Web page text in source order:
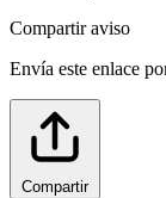
Compartir aviso
Envía este enlace
Compartir